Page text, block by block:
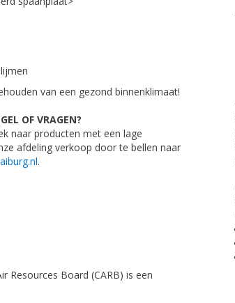
van een gezond binnenklimaat!
OF VRAGEN?
naar producten met een lage
afdeling verkoop door te bellen naar
.
Resources Board (CARB) is een